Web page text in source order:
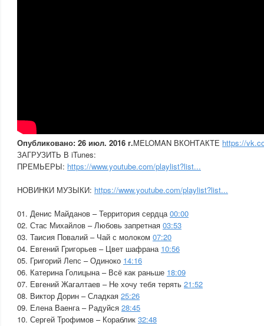
Опубликовано: 26 июл. 2016 г.MELOMAN ВКОНТАКТЕ https://
ЗАГРУЗИТЬ В iTunes:
ПРЕМЬЕРЫ: https://www.youtube.com/playlist?list...
НОВИНКИ МУЗЫКИ: https://www.youtube.com/playlist?list...
01. Денис Майданов – Территория сердца00:00
02. Стас Михайлов – Любовь запретная 03:53
03. Таисия Повалий – Чай с молоком 07:20
04. Евгений Григорьев – Цвет шафрана 10:56
05. Григорий Лепс – Одиноко 14:16
06. Катерина Голицына – Всё как раньше 18:09
07. Евгений Жагалтаев – Не хочу тебя терять 21:52
08. Виктор Дорин – Сладкая 25:26
09. Елена Ваенга – Радуйся 28:45
10. Сергей Трофимов – Кораблик 32:48